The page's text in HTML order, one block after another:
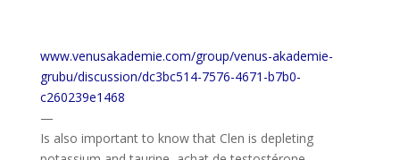
www.venusakademie.com/group/venus-akademie-
grubu/discussion/dc3bc514-7576-4671-b7b0-
c260239e1468
—
Is also important to know that Clen is depleting